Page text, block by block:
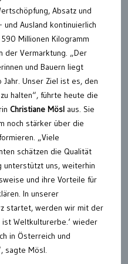
Absatz und
Ausland kontinuierlich
Millionen Kilogramm
der Vermarktung. „Der
und Bauern liegt
Unser Ziel ist es, den
halten“, führte heute die
Christiane Mösl aus. Sie
noch stärker über die
„Viele
schätzen die Qualität
unterstützt uns, weiterhin
und ihre Vorteile für
In unserer
startet, werden wir mit der
ist Weltkulturerbe.‘ wieder
in Österreich und
sagte Mösl.